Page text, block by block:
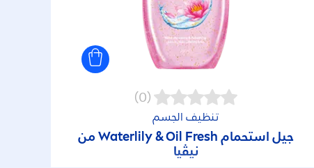
(0)
تنظيف الجسم
جيل استحمام Waterlily & Oil Fresh
من
نيڤيا